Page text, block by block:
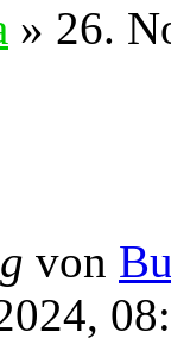
» 26.
von